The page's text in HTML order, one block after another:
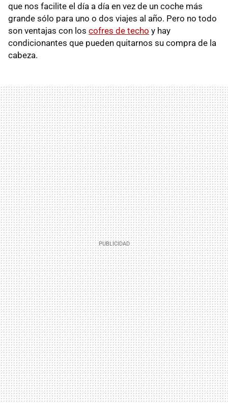
que nos facilite el día a día en vez de un coche más
grande sólo para uno o dos viajes al año. Pero no todo
son ventajas con los cofres de techo y hay
condicionantes que pueden quitarnos su compra de la
cabeza.